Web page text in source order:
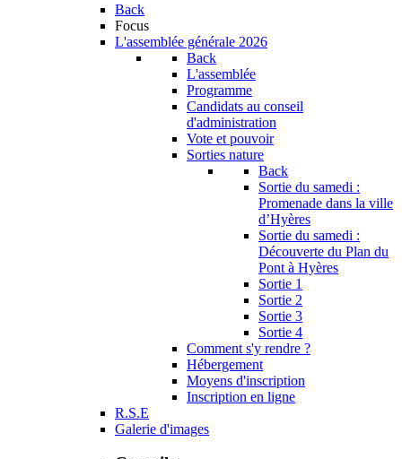
Back
Focus
L'assemblée générale 2026
Back
L'assemblée
Programme
Candidats au conseil
d'administration
Vote et pouvoir
Sorties nature
Back
Sortie du samedi :
Promenade dans la ville
d’Hyères
Sortie du samedi :
Découverte du Plan du
Pont à Hyères
Sortie 1
Sortie 2
Sortie 3
Sortie 4
Comment s'y rendre ?
Hébergement
Moyens d'inscription
Inscription en ligne
R.S.E
Galerie d'images